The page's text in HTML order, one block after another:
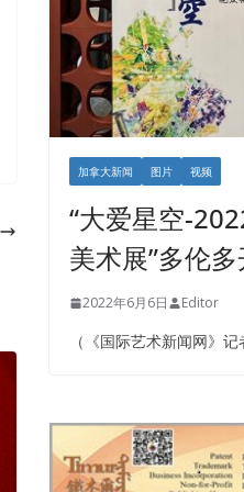
加拿大新闻 图片 视频
“大爱星空-
美术展”多伦
2022年6月6日 Editor
（《国际艺术新闻网》